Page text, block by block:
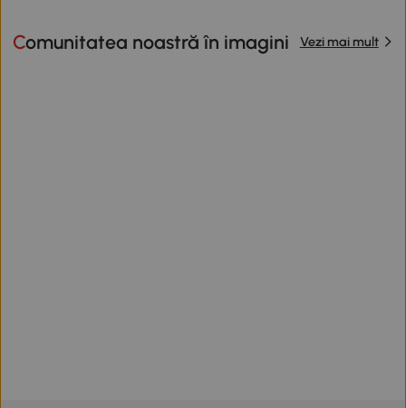
Comunitatea noastră în imagini Vezi mai mult